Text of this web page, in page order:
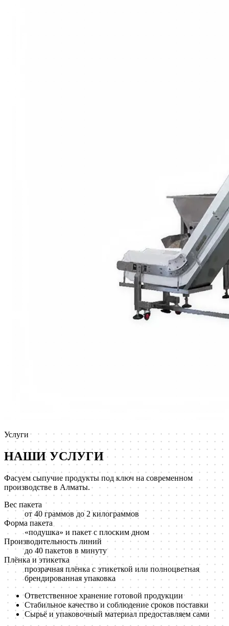
Услуги
НАШИ УСЛУГИ
Фасуем сыпучие продукты под ключ на современном
производстве в Алматы.
Вес пакета
от 40 граммов до 2 килограммов
Форма пакета
«подушка» и пакет с плоским дном
Производительность линий
до 40 пакетов в минуту
Плёнка и этикетка
прозрачная плёнка с этикеткой или полноцветная
брендированная упаковка
Ответственное хранение готовой продукции
Стабильное качество и соблюдение сроков поставки
Сырьё и упаковочный материал предоставляем сами